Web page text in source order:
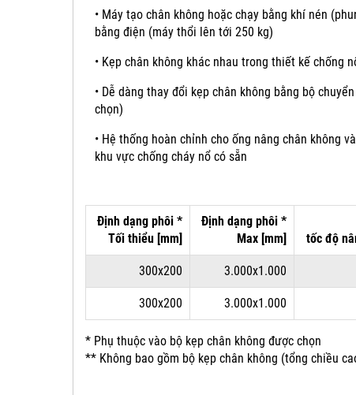
• Máy tạo chân không hoặc chạy bằng khí nén
bằng điện (máy thổi lên tới 250 kg)
• Kẹp chân không khác nhau trong thiết kế chống
• Dễ dàng thay đổi kẹp chân không bằng bộ
chọn)
• Hệ thống hoàn chỉnh cho ống nâng chân không
khu vực chống cháy nổ có sẵn
Định dạng phôi *
Tối thiểu [mm]
Định dạng phôi *
Max [mm]
tốc độ
300x200 3.000x1.000
300x200 3.000x1.000
* Phụ thuộc vào bộ kẹp chân không được chọn
** Không bao gồm bộ kẹp chân không (tổng chiều